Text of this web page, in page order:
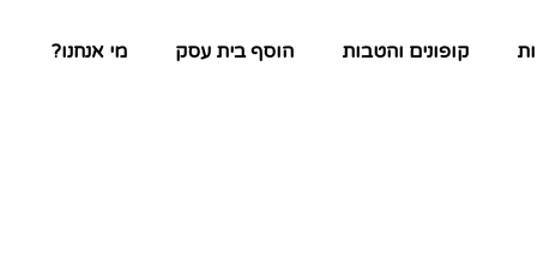
קופונים והטבות הוסף בית עסק מי אנחנו?